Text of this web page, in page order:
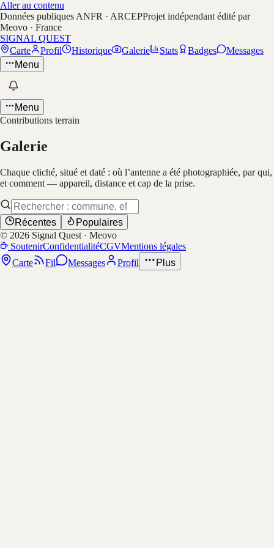
Aller au contenu
Données publiques ANFR · ARCEPProjet indépendant édité par
Meovo · France
SIGNAL QUEST
Carte
Profil Historique Galerie Stats Badges
Messages
Menu
Menu
Contributions terrain
Galerie
Chaque cliché, situé et daté : où l’antenne a été photographiée, par qui,
et comment — appareil, distance et cap de la prise.
Récentes
Populaires
© 2026 Signal Quest · Meovo
SoutenirConfidentialitéCGVMentions légales
Carte
Fil Messages Profil Plus